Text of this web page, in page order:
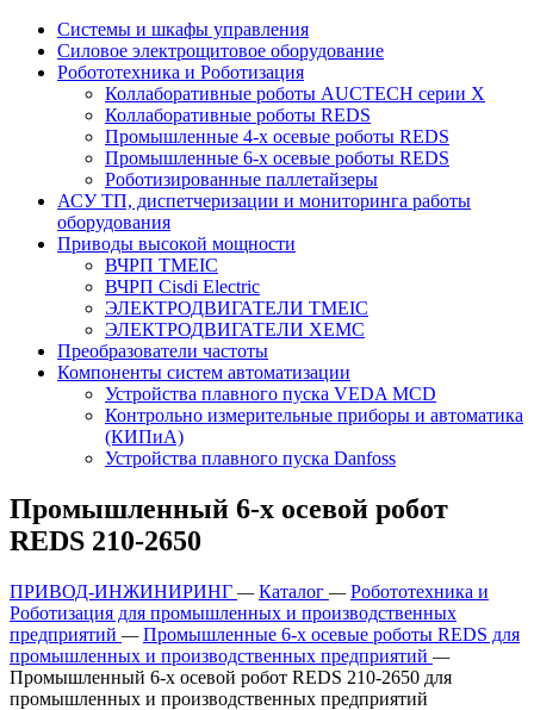
Системы и шкафы управления
Силовое электрощитовое оборудование
Робототехника и Роботизация
Коллаборативные роботы AUCTECH серии Х
Коллаборативные роботы REDS
Промышленные 4-х осевые роботы REDS
Промышленные 6-х осевые роботы REDS
Роботизированные паллетайзеры
АСУ ТП, диспетчеризации и мониторинга работы
оборудования
Приводы высокой мощности
ВЧРП TMEIC
ВЧРП Сisdi Electric
ЭЛЕКТРОДВИГАТЕЛИ TMEIC
ЭЛЕКТРОДВИГАТЕЛИ XEMC
Преобразователи частоты
Компоненты систем автоматизации
Устройства плавного пуска VEDA MCD
Контрольно измерительные приборы и автоматика
(КИПиА)
Устройства плавного пуска Danfoss
Промышленный 6-х осевой робот
REDS 210-2650
ПРИВОД-ИНЖИНИРИНГ — Каталог — Робототехника и
Роботизация для промышленных и производственных
предприятий — Промышленные 6-х осевые роботы REDS для
промышленных и производственных предприятий —
Промышленный 6-х осевой робот REDS 210-2650 для
промышленных и производственных предприятий